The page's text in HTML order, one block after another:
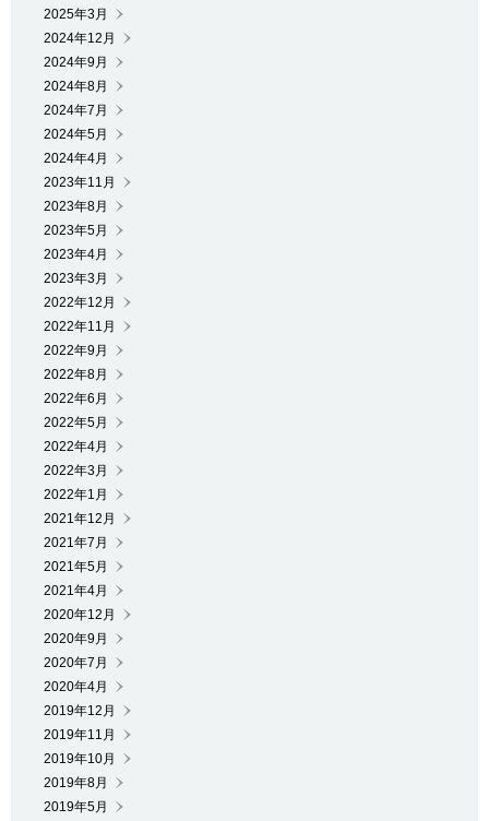
2025年3月
2024年12月
2024年9月
2024年8月
2024年7月
2024年5月
2024年4月
2023年11月
2023年8月
2023年5月
2023年4月
2023年3月
2022年12月
2022年11月
2022年9月
2022年8月
2022年6月
2022年5月
2022年4月
2022年3月
2022年1月
2021年12月
2021年7月
2021年5月
2021年4月
2020年12月
2020年9月
2020年7月
2020年4月
2019年12月
2019年11月
2019年10月
2019年8月
2019年5月